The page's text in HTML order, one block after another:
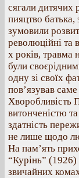
сягали дитячих
пияцтво
зумовили
революційні та
х років, травма
були
одну зі своїх
пов’язував
Хворобливість
витонченістю
здатність
не лише щодо
На пам’ять
“Курінь”
звичайних